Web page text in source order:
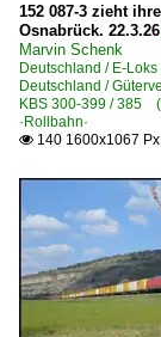
152 087-3 zieht
Osnabrück. 22.3.26
Marvin Schenk
Deutschland / E-
Deutschland /
KBS 300-399 / 385
·Rollbahn·
 140 1600x1067